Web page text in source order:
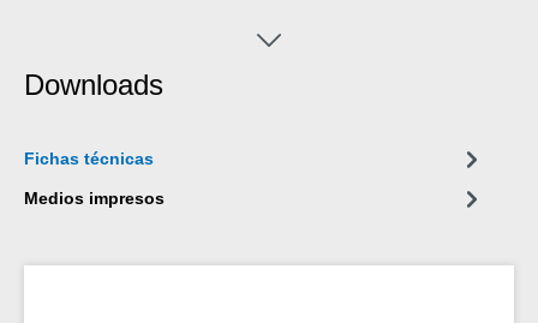
Downloads
Fichas técnicas
Medios impresos